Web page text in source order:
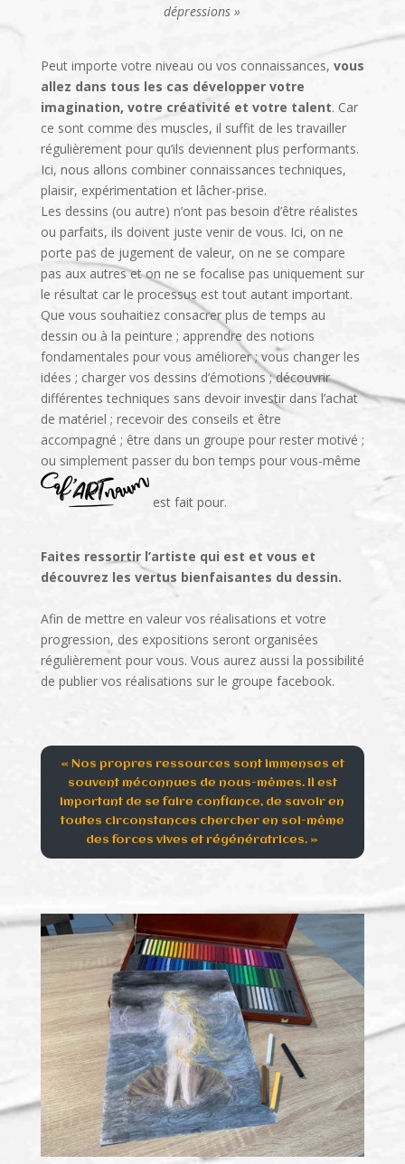
dépressions »
Peut importe votre niveau ou vos connaissances, vous
allez dans tous les cas développer votre
imagination, votre créativité et votre talent. Car
ce sont comme des muscles, il suffit de les travailler
régulièrement pour qu’ils deviennent plus performants.
Ici, nous allons combiner connaissances techniques,
plaisir, expérimentation et lâcher-prise.
Les dessins (ou autre) n’ont pas besoin d’être réalistes
ou parfaits, ils doivent juste venir de vous. Ici, on ne
porte pas de jugement de valeur, on ne se compare
pas aux autres et on ne se focalise pas uniquement sur
le résultat car le processus est tout autant important.
Que vous souhaitiez consacrer plus de temps au
dessin ou à la peinture ; apprendre des notions
fondamentales pour vous améliorer ; vous changer les
idées ; charger vos dessins d’émotions ; découvrir
différentes techniques sans devoir investir dans l’achat
de matériel ; recevoir des conseils et être
accompagné ; être dans un groupe pour rester motivé ;
ou simplement passer du bon temps pour vous-même
est fait pour.
Faites ressortir l’artiste qui est et vous et
découvrez les vertus bienfaisantes du dessin.
Afin de mettre en valeur vos réalisations et votre
progression, des expositions seront organisées
régulièrement pour vous. Vous aurez aussi la possibilité
de publier vos réalisations sur le groupe facebook.
« Nos propres ressources sont immenses et
souvent méconnues de nous-mêmes. Il est
important de se faire confiance, de savoir en
toutes circonstances chercher en soi-même
des forces vives et régénératrices. »